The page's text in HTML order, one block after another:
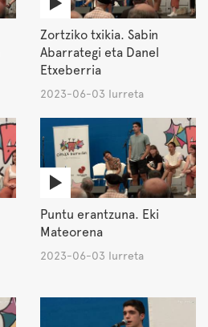
Zortziko txikia. Sabin
Abarrategi eta Danel
Etxeberria
2023-06-03 Iurreta
Puntu erantzuna. Eki
Mateorena
2023-06-03 Iurreta